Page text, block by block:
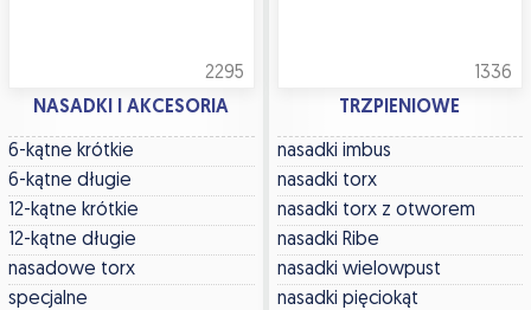
2295
NASADKI I AKCESORIA
6-kątne krótkie
6-kątne długie
12-kątne krótkie
12-kątne długie
nasadowe torx
specjalne
1336
TRZPIENIOWE
nasadki imbus
nasadki torx
nasadki torx z otworem
nasadki Ribe
nasadki wielowpust
nasadki pięciokąt